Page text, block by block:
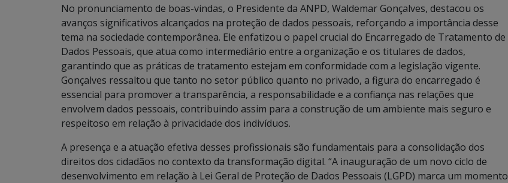
No pronunciamento de boas-vindas, o Presidente da ANPD, Waldemar Gonçalves, destacou os
avanços significativos alcançados na proteção de dados pessoais, reforçando a importância desse
tema na sociedade contemporânea. Ele enfatizou o papel crucial do Encarregado de Tratamento de
Dados Pessoais, que atua como intermediário entre a organização e os titulares de dados,
garantindo que as práticas de tratamento estejam em conformidade com a legislação vigente.
Gonçalves ressaltou que tanto no setor público quanto no privado, a figura do encarregado é
essencial para promover a transparência, a responsabilidade e a confiança nas relações que
envolvem dados pessoais, contribuindo assim para a construção de um ambiente mais seguro e
respeitoso em relação à privacidade dos indivíduos.
A presença e a atuação efetiva desses profissionais são fundamentais para a consolidação dos
direitos dos cidadãos no contexto da transformação digital. “A inauguração de um novo ciclo de
desenvolvimento em relação à Lei Geral de Proteção de Dados Pessoais (LGPD) marca um momento